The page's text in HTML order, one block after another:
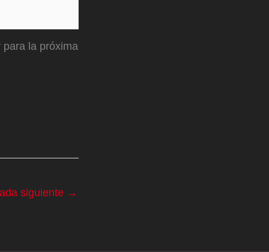
la próxima
siguiente →